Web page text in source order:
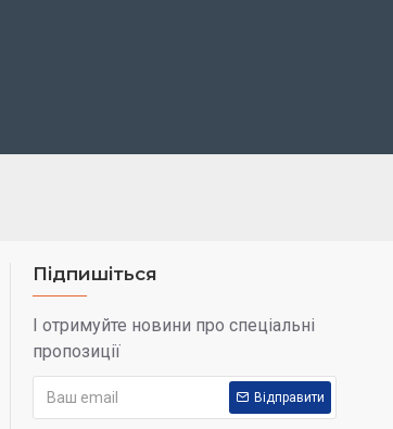
Підпишіться
І отримуйте новини про спеціальні
пропозиції
Відправити